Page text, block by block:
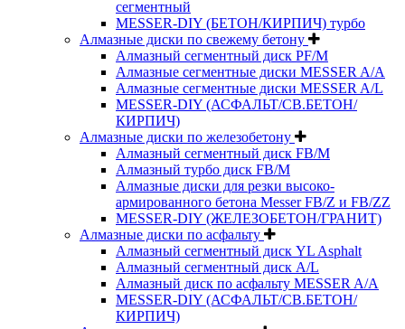
сегментный
MESSER-DIY (БЕТОН/КИРПИЧ) турбо
Алмазные диски по свежему бетону
Алмазный сегментный диск PF/M
Алмазные сегментные диски MESSER A/A
Алмазные сегментные диски MESSER A/L
MESSER-DIY (АСФАЛЬТ/СВ.БЕТОН/
КИРПИЧ)
Алмазные диски по железобетону
Алмазный сегментный диск FB/M
Алмазный турбо диск FB/M
Алмазные диски для резки высоко-
армированного бетона Messer FB/Z и FB/ZZ
MESSER-DIY (ЖЕЛЕЗОБЕТОН/ГРАНИТ)
Алмазные диски по асфальту
Алмазный сегментный диск YL Asphalt
Алмазный сегментный диск A/L
Алмазный диск по асфальту MESSER A/A
MESSER-DIY (АСФАЛЬТ/СВ.БЕТОН/
КИРПИЧ)